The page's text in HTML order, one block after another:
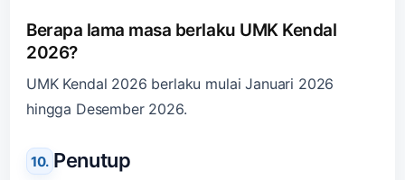
Berapa lama masa berlaku UMK Kendal
2026?
UMK Kendal 2026 berlaku mulai Januari 2026
hingga Desember 2026.
Penutup